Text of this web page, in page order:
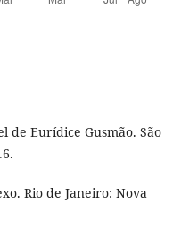
de Eurídice Gusmão. São
Rio de Janeiro: Nova